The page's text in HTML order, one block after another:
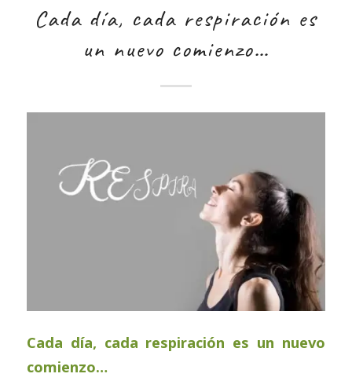
Cada día, cada respiración es
un nuevo comienzo…
Cada día, cada respiración es un nuevo
comienzo…